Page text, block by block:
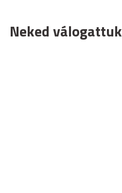
Neked válogattuk